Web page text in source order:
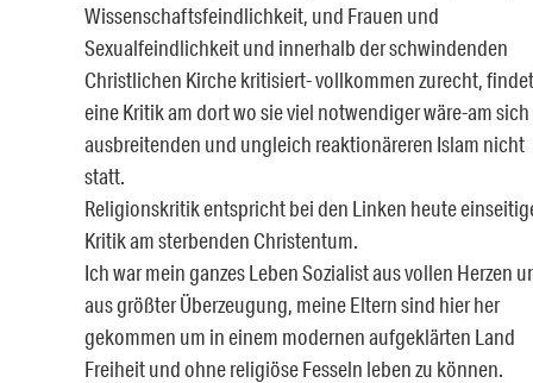
Wissenschaftsfeindlichkeit, und Frauen und
Sexualfeindlichkeit und innerhalb der schwindenden
Christlichen Kirche kritisiert- vollkommen zurecht, findet
eine Kritik am dort wo sie viel notwendiger wäre-am sich
ausbreitenden und ungleich reaktionäreren Islam nicht
statt.
Religionskritik entspricht bei den Linken heute
Kritik am sterbenden Christentum.
Ich war mein ganzes Leben Sozialist aus vollen Herzen
aus größter Überzeugung, meine Eltern sind hier her
gekommen um in einem modernen aufgeklärten Land
Freiheit und ohne religiöse Fesseln leben zu können.